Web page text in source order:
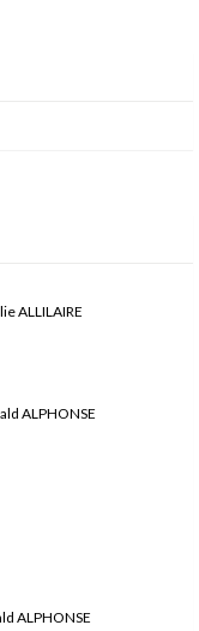
ALLILAIRE
ALPHONSE
ALPHONSE